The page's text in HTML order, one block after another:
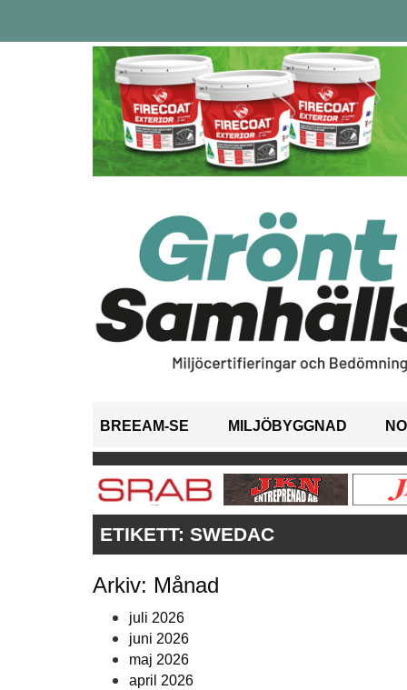
BREEAM-SE MILJÖBYGGNAD
ETIKETT: SWEDAC
Arkiv: Månad
juli 2026
juni 2026
maj 2026
april 2026